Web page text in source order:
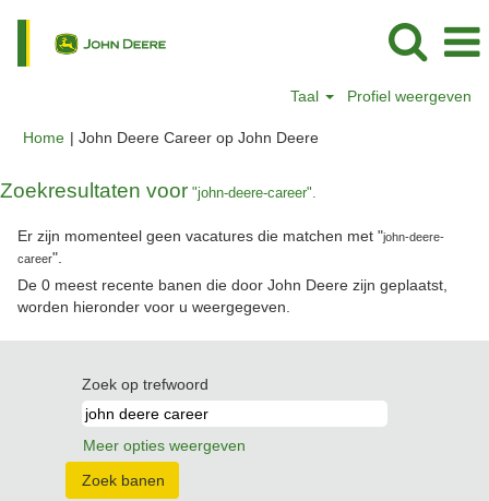
Taal Profiel weergeven
Home | John Deere Career op John Deere(huidige
Zoekresultaten voor "john-deere-career".
Er zijn momenteel geen vacatures die matchen met "john-deere-
career".
De 0 meest recente banen die door John Deere zijn geplaatst,
worden hieronder voor u weergegeven.
Zoek op trefwoord
Meer opties weergeven